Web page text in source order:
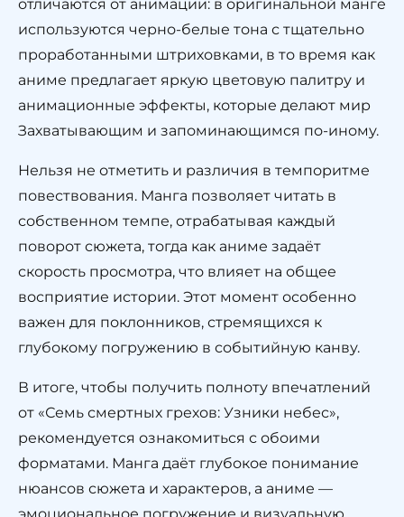
отличаются от анимации: в оригинальной манге
используются черно-белые тона с тщательно
проработанными штриховками, в то время как
аниме предлагает яркую цветовую палитру и
анимационные эффекты, которые делают мир
Захватывающим и запоминающимся по-иному.
Нельзя не отметить и различия в темпоритме
повествования. Манга позволяет читать в
собственном темпе, отрабатывая каждый
поворот сюжета, тогда как аниме задаёт
скорость просмотра, что влияет на общее
восприятие истории. Этот момент особенно
важен для поклонников, стремящихся к
глубокому погружению в событийную канву.
В итоге, чтобы получить полноту впечатлений
от «Семь смертных грехов: Узники небес»,
рекомендуется ознакомиться с обоими
форматами. Манга даёт глубокое понимание
нюансов сюжета и характеров, а аниме —